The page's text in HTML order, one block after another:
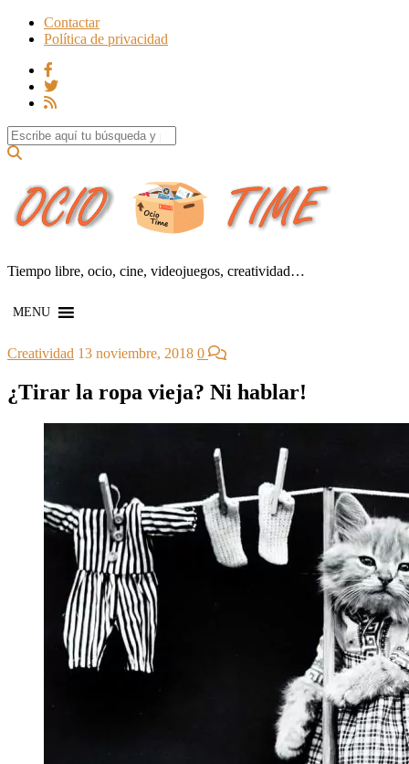
Contactar
Política de privacidad
Search for:
Tiempo libre, ocio, cine, videojuegos, creatividad…
MENU
Creatividad 13 noviembre, 2018 0
¿Tirar la ropa vieja? Ni hablar!